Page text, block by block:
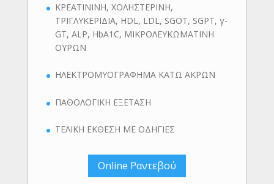
ΚΡΕΑΤΙΝΙΝΗ, ΧΟΛΗΣΤΕΡΙΝΗ,
ΤΡΙΓΛΥΚΕΡΙΔΙΑ, HDL, LDL, SGOT, SGPT, γ-
GT, ALP, HbA1C, ΜΙΚΡΟΛΕΥΚΩΜΑΤΙΝΗ
ΟΥΡΩΝ
ΗΛΕΚΤΡΟΜΥΟΓΡΑΦΗΜΑ ΚΑΤΩ ΑΚΡΩΝ
ΠΑΘΟΛΟΓΙΚΗ ΕΞΕΤΑΣΗ
ΤΕΛΙΚΗ ΕΚΘΕΣΗ ΜΕ ΟΔΗΓΙΕΣ
Online Ραντεβού